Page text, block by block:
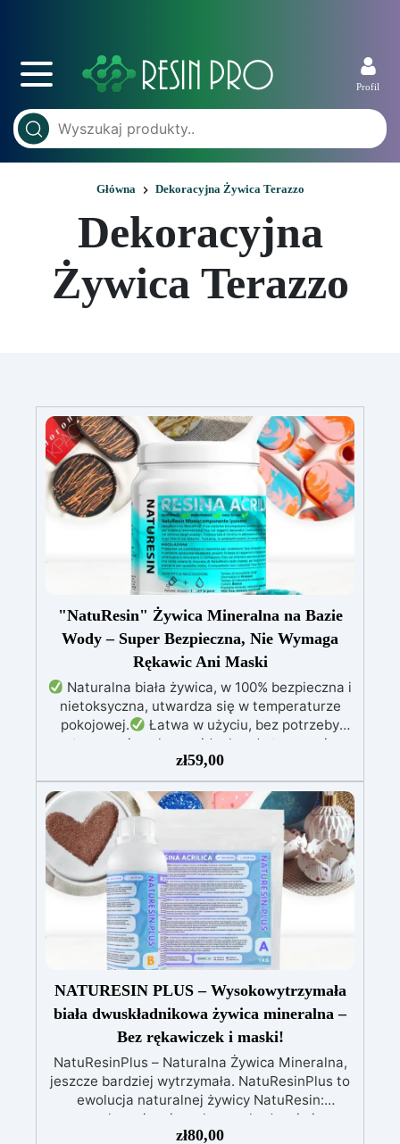
Profil
Główna Dekoracyjna Żywica Terazzo
Dekoracyjna
Żywica Terazzo
"NatuResin" Żywica Mineralna na Bazie
Wody – Super Bezpieczna, Nie Wymaga
Rękawic Ani Maski
Naturalna biała żywica, w 100% bezpieczna i
nietoksyczna, utwardza się w temperaturze
pokojowej.
Łatwa w użyciu, bez potrzeby
stosowania ochrony, idealna do tworzenia
biżuterii, rzeźb i dekoracji.
formuła na bazie wody, bezpieczna alternatywa
dla tradycyjnych żywic.
Odpowiednia także
dla dzieci, idealna do użytku domowego bez
ryzyka.
Wielofunkcyjna i wszechstronna,
gotowa w zaledwie 30 minut, umożliwiając
szybkie i kreatywne projekty.
zł59,00
NATURESIN PLUS – Wysokowytrzymała
biała dwuskładnikowa żywica mineralna –
Bez rękawiczek i maski!
NatuResinPlus – Naturalna Żywica Mineralna,
jeszcze bardziej wytrzymała. NatuResinPlus to
ewolucja naturalnej żywicy NatuResin:
zachowuje mineralne pochodzenie i
strukturalny wygląd NatureResin, ale zastępuje
zł80,00